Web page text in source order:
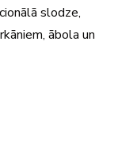
slodze,
ābola un